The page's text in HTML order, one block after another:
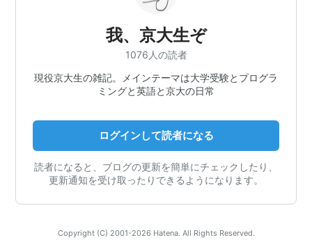
我、京大生ぞ
1076人の読者
現役京大生の雑記。メインテーマは大学受験とプログラ
ミングと英語と京大の日常
ログインして読者になる
読者になると、ブログの更新を簡単にチェックしたり、
更新通知を受け取ったりできるようになります。
Copyright (C) 2001-2026 Hatena. All Rights Reserved.